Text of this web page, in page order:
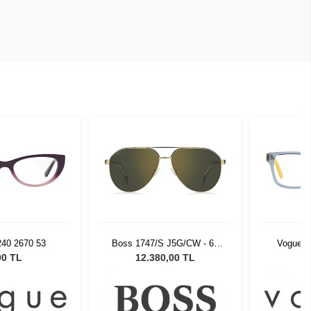
2670 53
TL
Boss 1747/S J5G/CW - 60
Unisex Güneş Gözlüğü
12.380,00 TL
Vogue